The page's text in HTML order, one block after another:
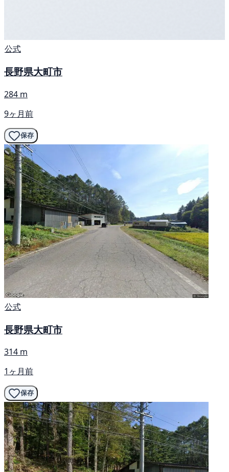
公式
長野県大町市
284 m
9ヶ月前
保存
公式
長野県大町市
314 m
1ヶ月前
保存